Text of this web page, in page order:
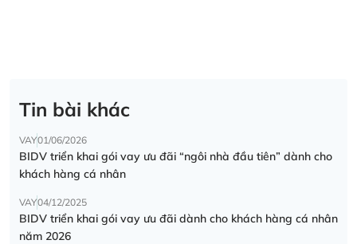
Tin bài khác
VAY01/06/2026
BIDV triển khai gói vay ưu đãi “ngôi nhà đầu tiên” dành cho
khách hàng cá nhân
VAY04/12/2025
BIDV triển khai gói vay ưu đãi dành cho khách hàng cá nhân
năm 2026